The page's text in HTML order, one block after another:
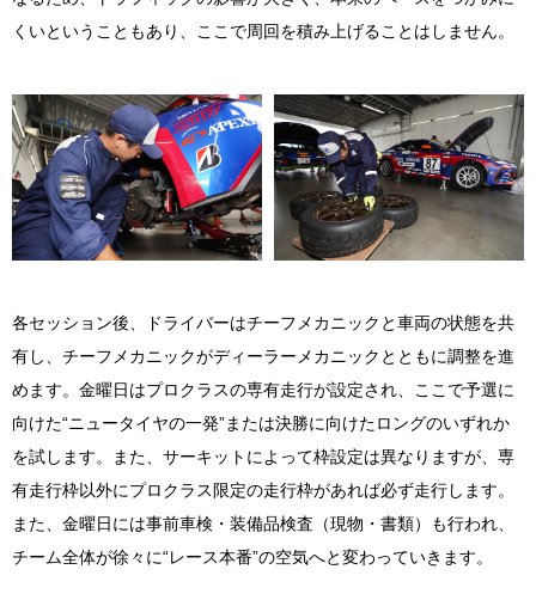
くいということもあり、ここで周回を積み上げることはしません。
各セッション後、ドライバーはチーフメカニックと車両の状態を共
有し、チーフメカニックがディーラーメカニックとともに調整を進
めます。金曜日はプロクラスの専有走行が設定され、ここで予選に
向けた“ニュータイヤの一発”または決勝に向けたロングのいずれか
を試します。また、サーキットによって枠設定は異なりますが、専
有走行枠以外にプロクラス限定の走行枠があれば必ず走行します。
また、金曜日には事前車検・装備品検査（現物・書類）も行われ、
チーム全体が徐々に“レース本番”の空気へと変わっていきます。